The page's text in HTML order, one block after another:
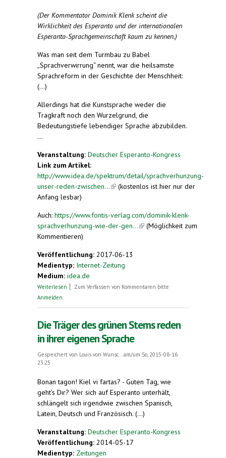
(Der Kommentator Dominik Klenk scheint die
Wirklichkeit des Esperanto und der internationalen
Esperanto-Sprachgemeinschaft kaum zu kennen.)
Was man seit dem Turmbau zu Babel
„Sprachverwirrung“ nennt, war die heilsamste
Sprachreform in der Geschichte der Menschheit:
(...)
Allerdings hat die Kunstsprache weder die
Tragkraft noch den Wurzelgrund, die
Bedeutungstiefe lebendiger Sprache abzubilden.
...
Veranstaltung: Deutscher Esperanto-Kongress
Link zum Artikel:
http://www.idea.de/spektrum/detail/sprachverhunzung-
unser-reden-zwischen...(link is external)
(kostenlos ist hier nur der
Anfang lesbar)
Auch: https://www.fontis-verlag.com/dominik-klenk-
sprachverhunzung-wie-der-gen...(link is external)
(Möglichkeit zum
Kommentieren)
Veröffentlichung: 2017-06-13
Medientyp: Internet-Zeitung
Medium: idea.de
Weiterlesen über Sprachverhunzung – Unser Reden zwischen
Zum Verfassen von Kommentaren bitte
Anmelden
Die Träger des grünen Sterns reden
in ihrer eigenen Sprache
Gespeichert von Louis von Wunsc...
am/um So, 2015-08-16
23:25
Bonan tagon! Kiel vi fartas? - Guten Tag, wie
geht's Dir? Wer sich auf Esperanto unterhält,
schlängelt sich irgendwie zwischen Spanisch,
Latein, Deutsch und Französisch. (...)
Veranstaltung: Deutscher Esperanto-Kongress
Veröffentlichung: 2014-05-17
Medientyp: Zeitungen